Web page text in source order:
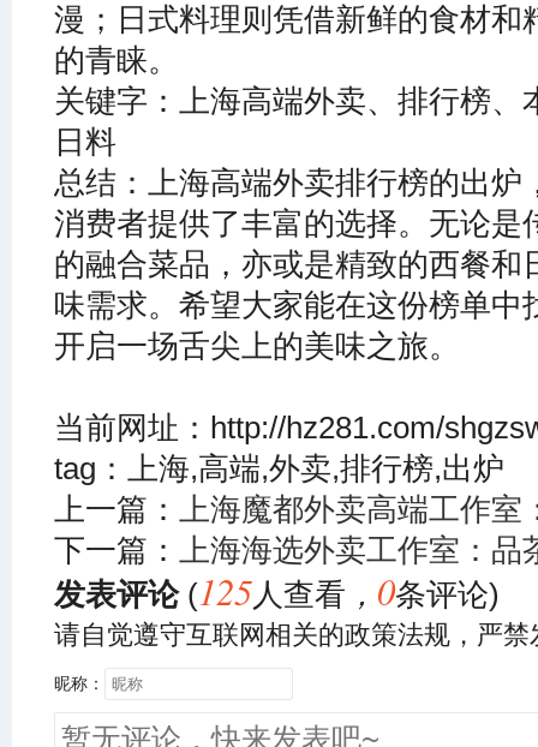
漫；日式料理则凭借新鲜的食材和
的青睐。
关键字：上海高端外卖、排行榜
日料
总结：上海高端外卖排行榜的出炉
消费者提供了丰富的选择。无论是
的融合菜品，亦或是精致的西餐和
味需求。希望大家能在这份榜单
开启一场舌尖上的美味之旅。
当前网址：http://hz281.com/
tag：上海,高端,外卖,排行榜,出炉
上一篇：
上海魔都外卖高端工作
下一篇：
上海海选外卖工作室：
发表评论 (125人查看 ， 0条评论)
请自觉遵守互联网相关的政策法规，严
昵称：